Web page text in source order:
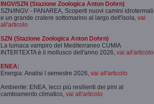
INGV/SZN (Stazione Zoologica Anton Dohrn)
SZN/INGV - PANAREA, Scoperti nuovi camini idrotermali
e un grande cratere sottomarino al largo dell'isola, vai
all'articolo
SZN (Stazione Zoologica Anton Dohrn)
La lumaca vampiro del Mediterraneo CUMIA
INTERTEXTA è il mollusco dell'anno 2026, vai all'articolo
ENEA:
Energia: Analisi I semestre 2026, vai all'articolo
Ambiente: ENEA, lecci più resilienti dei pini al
cambiamento climatico, vai all'articolo